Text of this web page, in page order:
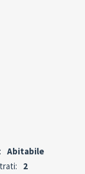
Abitabile
2